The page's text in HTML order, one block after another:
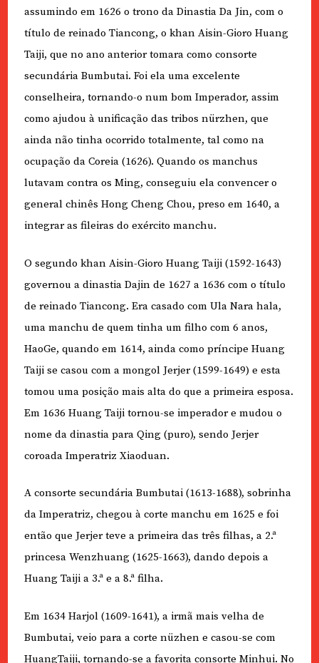
assumindo em 1626 o trono da Dinastia Da Jin, com o
título de reinado Tiancong, o khan Aisin-Gioro Huang
Taiji, que no ano anterior tomara como consorte
secundária Bumbutai. Foi ela uma excelente
conselheira, tornando-o num bom Imperador, assim
como ajudou à unificação das tribos nürzhen, que
ainda não tinha ocorrido totalmente, tal como na
ocupação da Coreia (1626). Quando os manchus
lutavam contra os Ming, conseguiu ela convencer o
general chinês Hong Cheng Chou, preso em 1640, a
integrar as fileiras do exército manchu.
O segundo khan Aisin-Gioro Huang Taiji (1592-1643)
governou a dinastia Dajin de 1627 a 1636 com o título
de reinado Tiancong. Era casado com Ula Nara hala,
uma manchu de quem tinha um filho com 6 anos,
HaoGe, quando em 1614, ainda como príncipe Huang
Taiji se casou com a mongol Jerjer (1599-1649) e esta
tomou uma posição mais alta do que a primeira esposa.
Em 1636 Huang Taiji tornou-se imperador e mudou o
nome da dinastia para Qing (puro), sendo Jerjer
coroada Imperatriz Xiaoduan.
A consorte secundária Bumbutai (1613-1688), sobrinha
da Imperatriz, chegou à corte manchu em 1625 e foi
então que Jerjer teve a primeira das três filhas, a 2.ª
princesa Wenzhuang (1625-1663), dando depois a
Huang Taiji a 3.ª e a 8.ª filha.
Em 1634 Harjol (1609-1641), a irmã mais velha de
Bumbutai, veio para a corte nüzhen e casou-se com
HuangTaiji, tornando-se a favorita consorte Minhui. No